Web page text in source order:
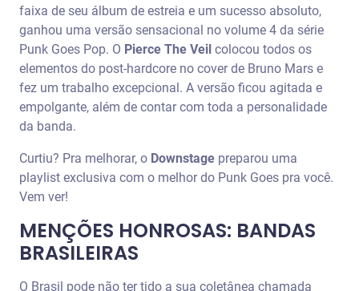
faixa de seu álbum de estreia e um sucesso absoluto,
ganhou uma versão sensacional no volume 4 da série
Punk Goes Pop. O Pierce The Veil colocou todos os
elementos do post-hardcore no cover de Bruno Mars e
fez um trabalho excepcional. A versão ficou agitada e
empolgante, além de contar com toda a personalidade
da banda.
Curtiu? Pra melhorar, o Downstage preparou uma
playlist exclusiva com o melhor do Punk Goes pra você.
Vem ver!
MENÇÕES HONROSAS: BANDAS
BRASILEIRAS
O Brasil pode não ter tido a sua coletânea chamada